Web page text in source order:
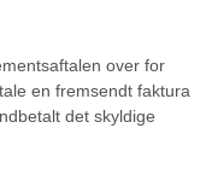
over for
en fremsendt faktura
det skyldige